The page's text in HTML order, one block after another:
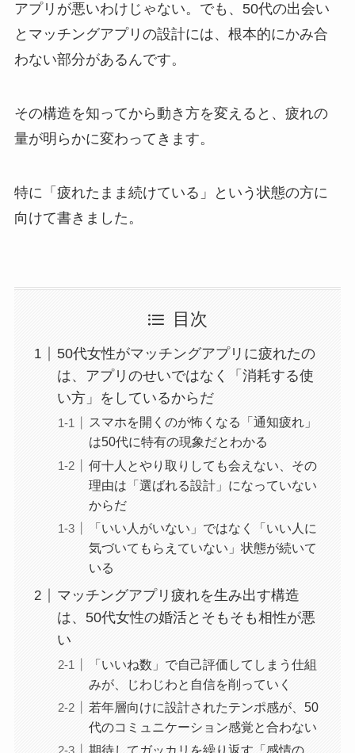
アプリが悪いわけじゃない。でも、50代の出会い
とマッチングアプリの設計には、根本的にかみ合
わない部分があるんです。
その構造を知ってから動き方を変えると、疲れの
量が明らかに変わってきます。
特に「疲れたまま続けている」という状態の方に
向けて書きました。
目次
50代女性がマッチングアプリに疲れたの
は、アプリのせいではなく「消耗する使
い方」をしているからだ
スマホを開くのが怖くなる「通知疲れ」
は50代に特有の現象だとわかる
何十人とやり取りしても会えない、その
理由は「選ばれる設計」になっていない
からだ
「いい人がいない」ではなく「いい人に
気づいてもらえていない」状態が続いて
いる
マッチングアプリ疲れを生み出す構造
は、50代女性の婚活とそもそも相性が悪
い
「いいね数」で自己評価してしまう仕組
みが、じわじわと自信を削っていく
若年層向けに設計されたテンポ感が、50
代のコミュニケーション感覚と合わない
期待してガッカリを繰り返す「感情の